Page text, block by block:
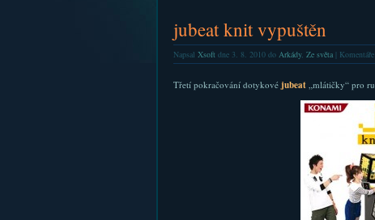
jubeat knit vypuštěn
Napsal Xsoftdne 3. 8. 2010 do Arkády, Ze světa|
Třetí pokračování dotykové jubeat„mlátičky“ pro